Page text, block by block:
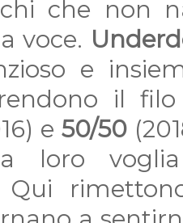
che non
voce.
e
il
e 50/50
loro
Qui